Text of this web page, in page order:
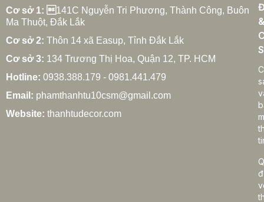
27/02/2026
Cách chọn rèm cửa gia đình hợp phong thủy
27/02/2026
Cơ sở 1: 141C Nguyễn Tri Phương, Thành Công, Buôn
Ma Thuột, Đắk Lắk
Cơ sở 2: Thôn 14 xã Easup, Tỉnh Đắk Lắk
Cơ sở 3: 134 Trương Thị Hoa, Quận 12, TP. HCM
Hotline: 0938.388.179 - 0981.441.479
Email: phamthanhtu10csm@gmail.com
Website: thanhtudecor.com
&